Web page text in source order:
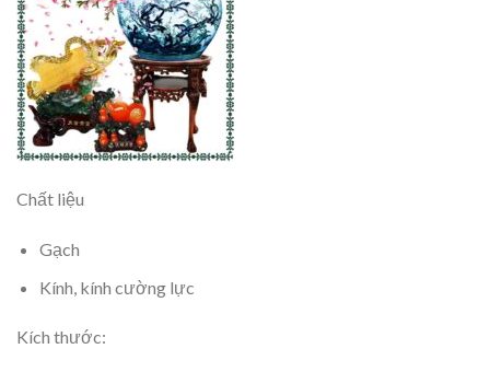
Chất liệu
Gạch
Kính, kính cường lực
Kích thước: